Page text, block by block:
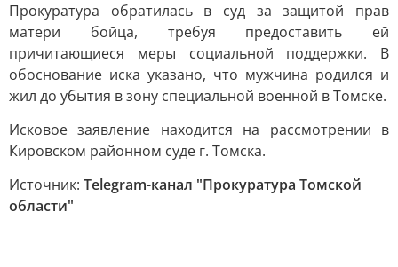
Прокуратура обратилась в суд за защитой прав
матери бойца, требуя предоставить ей
причитающиеся меры социальной поддержки. В
обоснование иска указано, что мужчина родился и
жил до убытия в зону специальной военной в Томске.
Исковое заявление находится на рассмотрении в
Кировском районном суде г. Томска.
Источник: Telegram-канал "Прокуратура Томской
области"